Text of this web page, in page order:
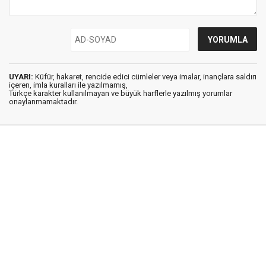
UYARI: Küfür, hakaret, rencide edici cümleler veya imalar, inançlara saldırı
içeren, imla kuralları ile yazılmamış,
Türkçe karakter kullanılmayan ve büyük harflerle yazılmış yorumlar
onaylanmamaktadır.